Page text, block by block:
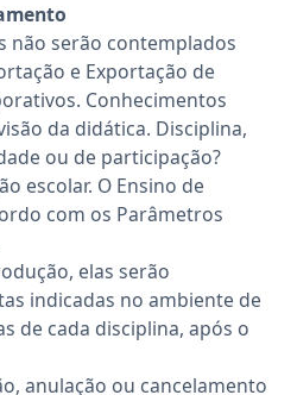
não serão contemplados
e Exportação de
Conhecimentos
da didática. Disciplina,
ou de participação?
escolar. O Ensino de
com os Parâmetros
elas serão
indicadas no ambiente de
de cada disciplina, após o
anulação ou cancelamento